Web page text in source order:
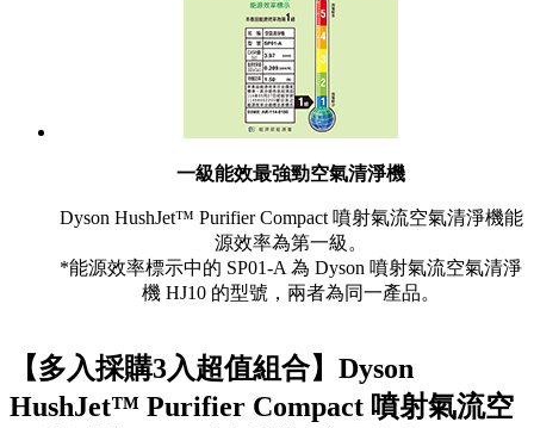
一級能效最強勁空氣清淨機
Dyson HushJet™ Purifier Compact 噴射氣流空氣清淨機能
源效率為第一級。
*能源效率標示中的 SP01-A 為 Dyson 噴射氣流空氣清淨
機 HJ10 的型號，兩者為同一產品。
【多入採購3入超值組合】Dyson
HushJet™ Purifier Compact 噴射氣流空